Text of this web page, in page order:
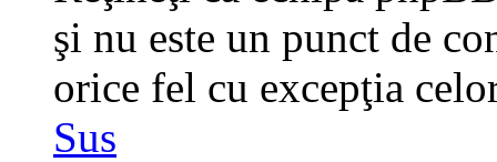
şi nu este un punct de
orice fel cu excepţia
Sus